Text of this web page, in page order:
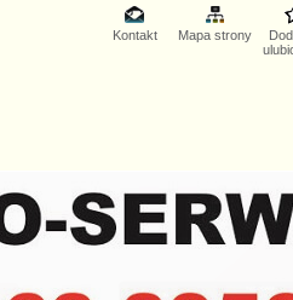
Kontakt Mapa strony